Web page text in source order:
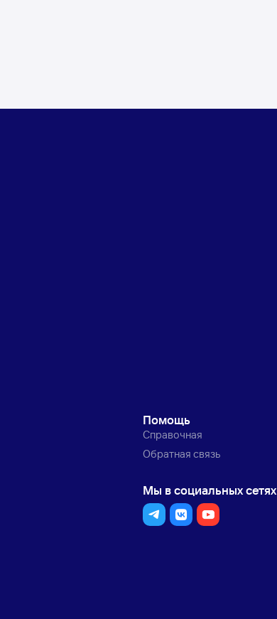
Помощь
Справочная
Обратная связь
Мы в социальных сетях